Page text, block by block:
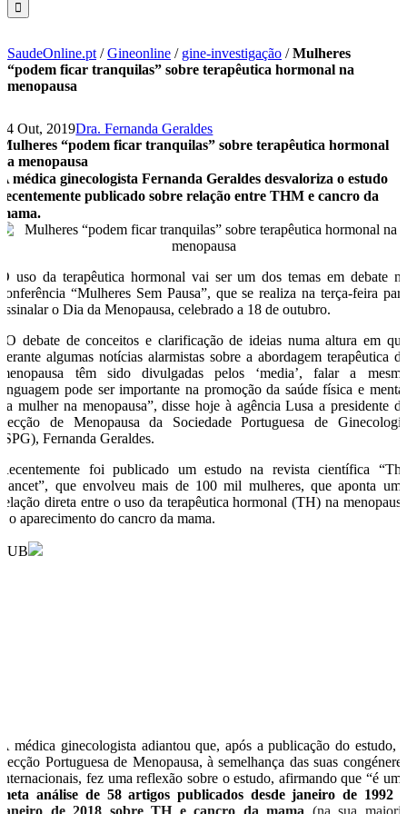
SaudeOnline.pt /Gineonline / gine-investigação /Mulheres
“podem ficar tranquilas” sobre terapêutica hormonal na
menopausa
14 Out, 2019Dra. Fernanda Geraldes
Mulheres “podem ficar tranquilas” sobre terapêutica hormonal
na menopausa
A médica ginecologista Fernanda Geraldes desvaloriza o estudo
recentemente publicado sobre relação entre THM e cancro da
mama.
O uso da terapêutica hormonal vai ser um dos temas em debate na
conferência “Mulheres Sem Pausa”, que se realiza na terça-feira para
assinalar o Dia da Menopausa, celebrado a 18 de outubro.
“O debate de conceitos e clarificação de ideias numa altura em que
perante algumas notícias alarmistas sobre a abordagem terapêutica da
menopausa têm sido divulgadas pelos ‘media’, falar a mesma
linguagem pode ser importante na promoção da saúde física e mental
da mulher na menopausa”, disse hoje à agência Lusa a presidente da
Secção de Menopausa da Sociedade Portuguesa de Ginecologia
(SPG), Fernanda Geraldes.
Recentemente foi publicado um estudo na revista científica “The
Lancet”, que envolveu mais de 100 mil mulheres, que aponta uma
relação direta entre o uso da terapêutica hormonal (TH) na menopausa
e o aparecimento do cancro da mama.
PUB
A médica ginecologista adiantou que, após a publicação do estudo, a
Secção Portuguesa de Menopausa, à semelhança das suas congéneres
internacionais, fez uma reflexão sobre o estudo, afirmando que “é uma
meta análise de 58 artigos publicados desde janeiro de 1992 a
janeiro de 2018 sobre TH e cancro da mama (na sua maioria